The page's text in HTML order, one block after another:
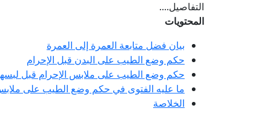
التفاصيل....
المحتويات
بيان فضل متابعة العمرة إلى العمرة
حكم وضع الطيب على البدن قبل الإحرام
حكم وضع الطيب على ملابس الإحرام قبل
ما عليه الفتوى في حكم وضع الطيب على
الخلاصة